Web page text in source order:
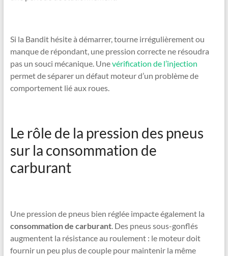
Si la Bandit hésite à démarrer, tourne irrégulièrement ou
manque de répondant, une pression correcte ne résoudra
pas un souci mécanique. Unevérification de l’injection
permet de séparer un défaut moteur d’un problème de
comportement lié aux roues.
Le rôle de la pression des pneus
sur la consommation de
carburant
Une pression de pneus bien réglée impacte également la
consommation de carburant. Des pneus sous-gonflés
augmentent la résistance au roulement : le moteur doit
fournir un peu plus de couple pour maintenir la même